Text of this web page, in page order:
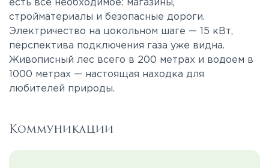
есть все необходимое: магазины,
стройматериалы и безопасные дороги.
Электричество на цокольном шаге — 15 кВт,
перспектива подключения газа уже видна.
Живописный лес всего в 200 метрах и водоем в
1000 метрах — настоящая находка для
любителей природы.
Коммуникации